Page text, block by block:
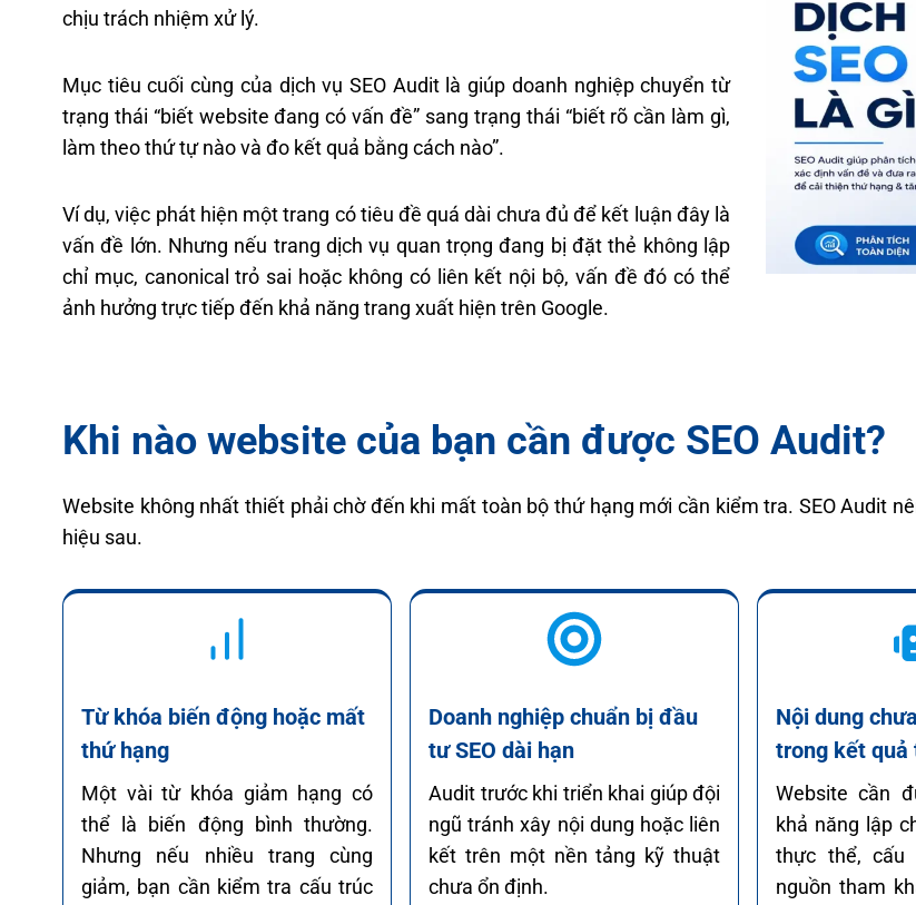
chịu trách nhiệm xử lý.
Mục tiêu cuối cùng của dịch vụ SEO Audit là giúp doanh nghiệp chuyển từ
trạng thái “biết website đang có vấn đề” sang trạng thái “biết rõ cần làm gì,
làm theo thứ tự nào và đo kết quả bằng cách nào”.
Ví dụ, việc phát hiện một trang có tiêu đề quá dài chưa đủ để kết luận đây là
vấn đề lớn. Nhưng nếu trang dịch vụ quan trọng đang bị đặt thẻ không lập
chỉ mục, canonical trỏ sai hoặc không có liên kết nội bộ, vấn đề đó có thể
ảnh hưởng trực tiếp đến khả năng trang xuất hiện trên Google.
Khi nào website của bạn cần được SEO Audit?
Website không nhất thiết phải chờ đến khi mất toàn bộ thứ hạng mới cần kiểm tra. SEO Audit
hiệu sau.
Từ khóa biến động hoặc mất
thứ hạng
Một vài từ khóa giảm hạng có
thể là biến động bình thường.
Nhưng nếu nhiều trang cùng
giảm, bạn cần kiểm tra cấu trúc
Doanh nghiệp chuẩn bị đầu
tư SEO dài hạn
Audit trước khi triển khai giúp đội
ngũ tránh xây nội dung hoặc liên
kết trên một nền tảng kỹ thuật
chưa ổn định.
Nội dung
trong kết quả
Website cần
khả năng lập
thực thể, cấu
nguồn tham